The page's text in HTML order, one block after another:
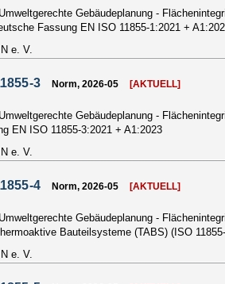
Umweltgerechte Gebäudeplanung -
Fassung EN ISO 11855-1:2021 +
e. V.
3 Norm, 2026-05 [AKTUELL]
Umweltgerechte Gebäudeplanung -
EN ISO 11855-3:2021 + A1:2023
e. V.
4 Norm, 2026-05 [AKTUELL]
Umweltgerechte Gebäudeplanung -
Bauteilsysteme (TABS) (ISO
e. V.